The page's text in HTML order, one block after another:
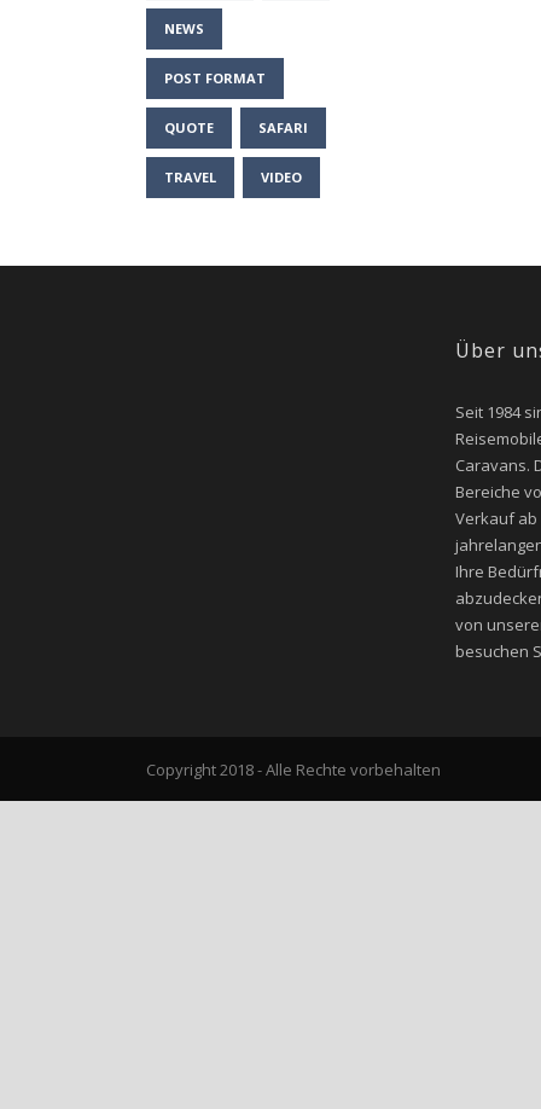
NEWS
POST FORMAT
QUOTE SAFARI
TRAVEL VIDEO
Über
Seit 1984
Caravans.
Bereiche
Verkauf
Ihre
von
besuchen
Copyright 2018 - Alle Rechte vorbehalten